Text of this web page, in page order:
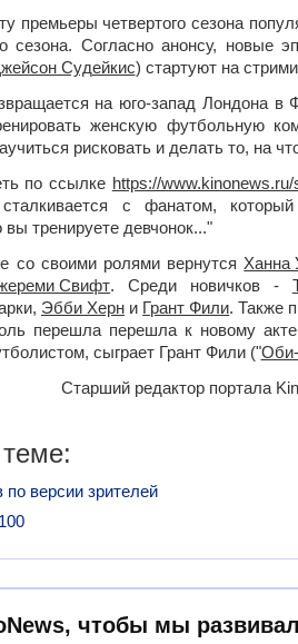
премьеры четвертого сезона
сезона. Согласно анонсу, новые
Судейкис) стартуют на
на юго-запад Лондона
женскую футбольную
рисковать и делать то, на
по ссылке https://
с фанатом, который
тренируете девчонок..."
со своими ролями вернутся Ханна
Свифт. Среди новичков -
Эбби Херни Грант Фили. Также
перешла перешла к новому
сыграет Грант Фили ("
Старший редактор портала
версии зрителей
чтобы мы